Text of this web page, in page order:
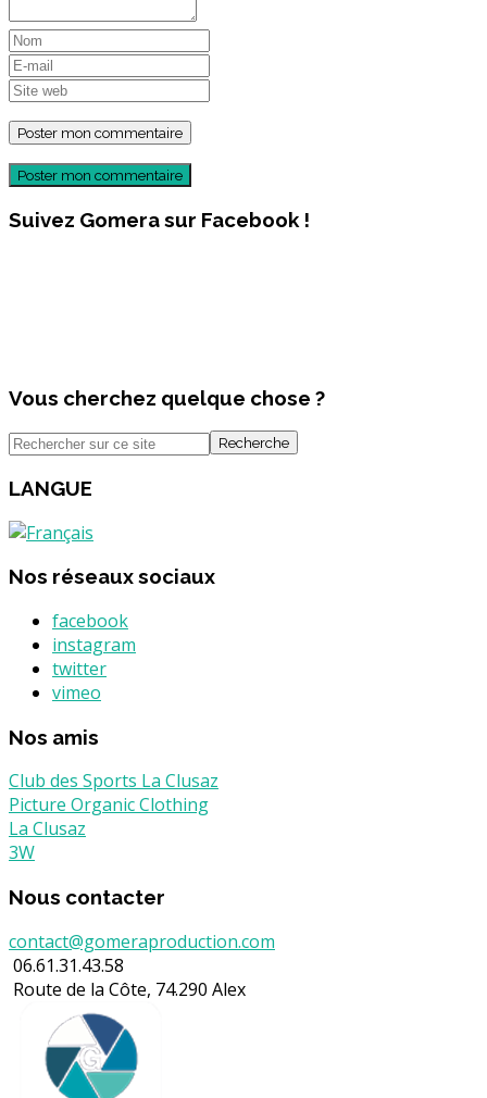
Poster mon commentaire
Suivez Gomera sur Facebook !
Vous cherchez quelque chose ?
Recherche
LANGUE
Nos réseaux sociaux
facebook
instagram
twitter
vimeo
Nos amis
Club des Sports La Clusaz
Picture Organic Clothing
La Clusaz
3W
Nous contacter
contact@gomeraproduction.com
06.61.31.43.58
Route de la Côte, 74.290 Alex